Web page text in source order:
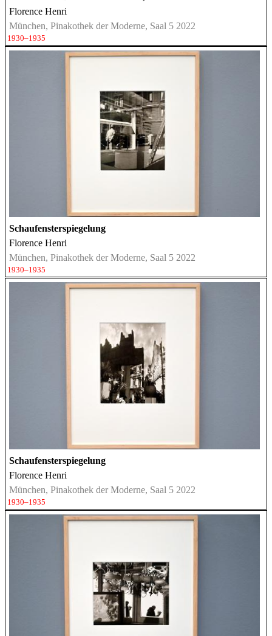
Florence Henri
München, Pinakothek der Moderne, Saal 5 2022
1930–1935
Schaufensterspiegelung
Florence Henri
München, Pinakothek der Moderne, Saal 5 2022
1930–1935
Schaufensterspiegelung
Florence Henri
München, Pinakothek der Moderne, Saal 5 2022
1930–1935